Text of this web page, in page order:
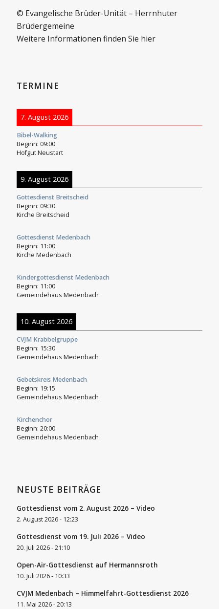
© Evangelische Brüder-Unität – Herrnhuter
Brüdergemeine
Weitere Informationen finden Sie hier
TERMINE
7. August 2026
Bibel-Walking
Beginn: 09:00
Hofgut Neustart
9. August 2026
Gottesdienst Breitscheid
Beginn: 09:30
Kirche Breitscheid
Gottesdienst Medenbach
Beginn: 11:00
Kirche Medenbach
Kindergottesdienst Medenbach
Beginn: 11:00
Gemeindehaus Medenbach
10. August 2026
CVJM Krabbelgruppe
Beginn: 15:30
Gemeindehaus Medenbach
Gebetskreis Medenbach
Beginn: 19:15
Gemeindehaus Medenbach
Kirchenchor
Beginn: 20:00
Gemeindehaus Medenbach
NEUSTE BEITRÄGE
Gottesdienst vom 2. August 2026 – Video
2. August 2026 - 12:23
Gottesdienst vom 19. Juli 2026 – Video
20. Juli 2026 - 21:10
Open-Air-Gottesdienst auf Hermannsroth
10. Juli 2026 - 10:33
CVJM Medenbach – Himmelfahrt-Gottesdienst 2026
11. Mai 2026 - 20:13